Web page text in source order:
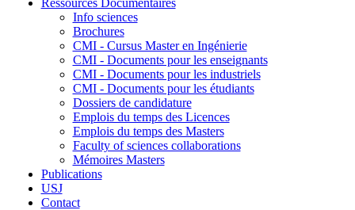
Ressources Documentaires
Info sciences
Brochures
CMI - Cursus Master en Ingénierie
CMI - Documents pour les enseignants
CMI - Documents pour les industriels
CMI - Documents pour les étudiants
Dossiers de candidature
Emplois du temps des Licences
Emplois du temps des Masters
Faculty of sciences collaborations
Mémoires Masters
Publications
USJ
Contact